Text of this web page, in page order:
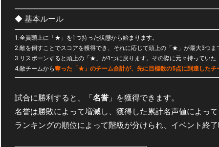
◆ 基本ルール
1.全員頭上に「★」を1つ持った状態から始まります。
2.敵を倒すことでスコアを獲得でき、それに応じて頭上の「★」が最大3つま
3.リスポーンすると頭上の「★」が1つに戻ります。その際に元々持ってい
4.敵チームから奪った「★」のチーム合計が、先に目標数の5点に到達したチ
試合に勝利すると、「 名誉 」を獲得できます。
名誉は勝敗によって増減し、獲得した累計名声値によっ
ランキングの順位によって階級が分けられ、イベント終